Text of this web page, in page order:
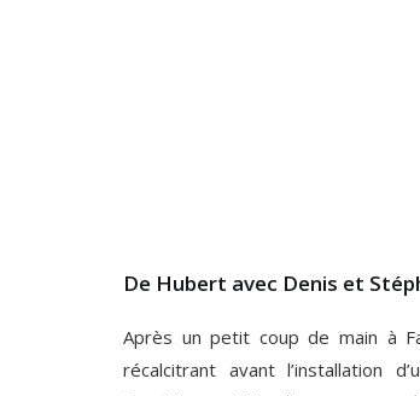
‌De Hubert avec Denis et
Après un petit coup de main à
récalcitrant avant l’installation